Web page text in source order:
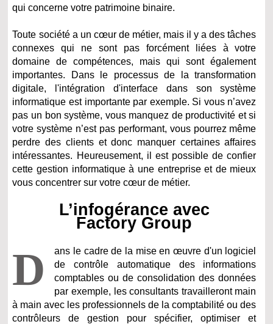
qui concerne votre patrimoine binaire.
Toute société a un cœur de métier, mais il y a des tâches
connexes qui ne sont pas forcément liées à votre
domaine de compétences, mais qui sont également
importantes. Dans le processus de la transformation
digitale, l'intégration d'interface dans son système
informatique est importante par exemple. Si vous n’avez
pas un bon système, vous manquez de productivité et si
votre système n’est pas performant, vous pourrez même
perdre des clients et donc manquer certaines affaires
intéressantes. Heureusement, il est possible de confier
cette gestion informatique à une entreprise et de mieux
vous concentrer sur votre cœur de métier.
L’infogérance avec
Factory Group
D
ans le cadre de la mise en œuvre d'un logiciel
de contrôle automatique des informations
comptables ou de consolidation des données
par exemple, les consultants travailleront main
à main avec les professionnels de la comptabilité ou des
contrôleurs de gestion pour spécifier, optimiser et